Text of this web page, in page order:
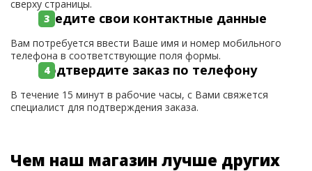
сверху страницы.
Введите свои контактные данные
Вам потребуется ввести Ваше имя и номер мобильного
телефона в соответствующие поля формы.
Подтвердите заказ по телефону
В течение 15 минут в рабочие часы, с Вами свяжется
специалист для подтверждения заказа.
Чем наш магазин лучше других